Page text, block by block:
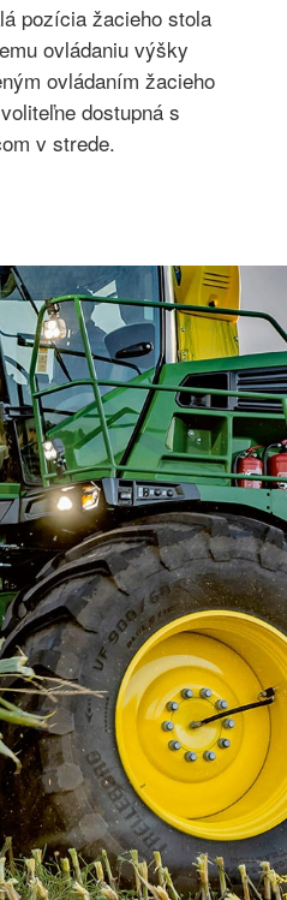
pozícia žacieho stola
ovládaniu výšky
ovládaním žacieho
dostupná s
v strede.